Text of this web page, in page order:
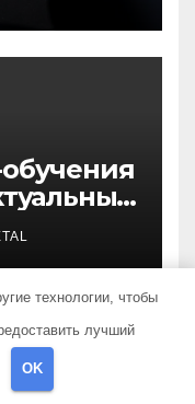
технологии, чтобы
лучший
OK